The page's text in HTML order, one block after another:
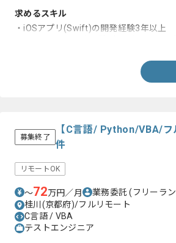
求めるスキル
・iOSアプリ(Swift)の開発経験3年以上
募集終了
【C言語/ Python/VBA/フ
件
リモートOK
〜72万円／月 業務委託(フリーラ
桂川(京都府)/フルリモート
C言語 / VBA
テストエンジニア